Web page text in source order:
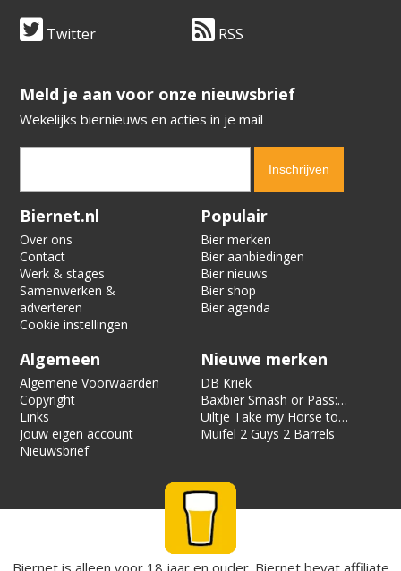
Twitter RSS
​​​​​​​Meld je aan voor onze nieuwsbrief
Wekelijks biernieuws en acties in je mail
Verification code:
Biernet.nl
Over ons
Contact
Werk & stages
Samenwerken &
adverteren
Cookie instellingen
Populair
Bier merken
Bier aanbiedingen
Bier nieuws
Bier shop
Bier agenda
Algemeen
Algemene Voorwaarden
Copyright
Links
Jouw eigen account
Nieuwsbrief
Nieuwe merken
DB Kriek
Baxbier Smash or Pass:
Strata
Uiltje Take my Horse to
the Hotel Room
Muifel 2 Guys 2 Barrels
Biernet is alleen voor 18 jaar en ouder. Biernet bevat affiliate